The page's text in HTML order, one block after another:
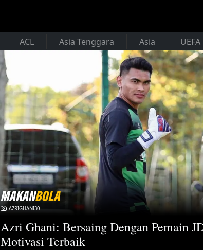
ACL Asia Tenggara Asia
AZRIGHANI30
Azri Ghani: Bersaing Dengan Pemain
Motivasi Terbaik